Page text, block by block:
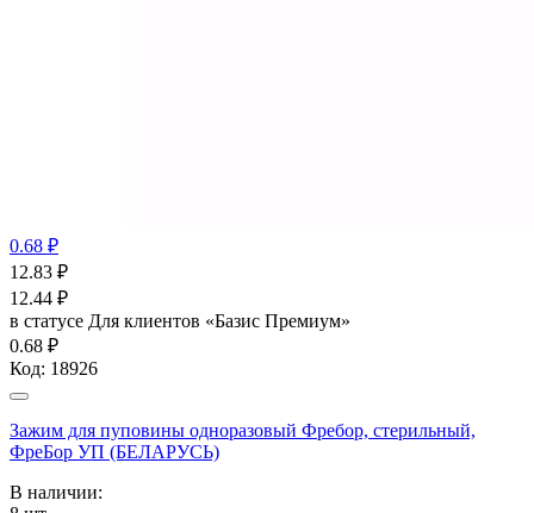
0.68 ₽
12.83 ₽
12.44 ₽
в статусе Для клиентов «Базис Премиум»
0.68 ₽
Код: 18926
Зажим для пуповины одноразовый Фребор, стерильный,
ФреБор УП (БЕЛАРУСЬ)
В наличии: